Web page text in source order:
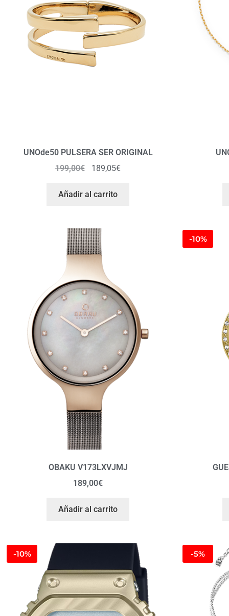
UNOde50 PULSERA SER ORIGINAL
199,00€ 189,05€
Añadir al carrito
OBAKU V173LXVJMJ
189,00€
Añadir al carrito
-10%
-10% -5%